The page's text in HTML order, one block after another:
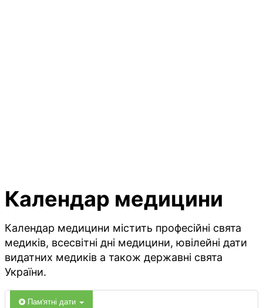
Календар медицини
Календар медицини містить професійні свята
медиків, всесвітні дні медицини, ювілейні дати
видатних медиків а також державні свята
України.
Пам'ятні дати